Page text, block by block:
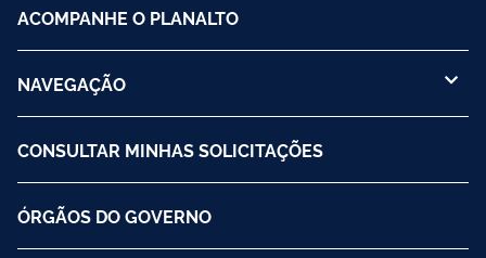
ACOMPANHE O PLANALTO
NAVEGAÇÃO
CONSULTAR MINHAS SOLICITAÇÕES
ÓRGÃOS DO GOVERNO